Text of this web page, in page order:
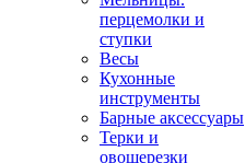
перцемолки и
ступки
Весы
Кухонные
инструменты
Барные аксессуары
Терки и
овощерезки